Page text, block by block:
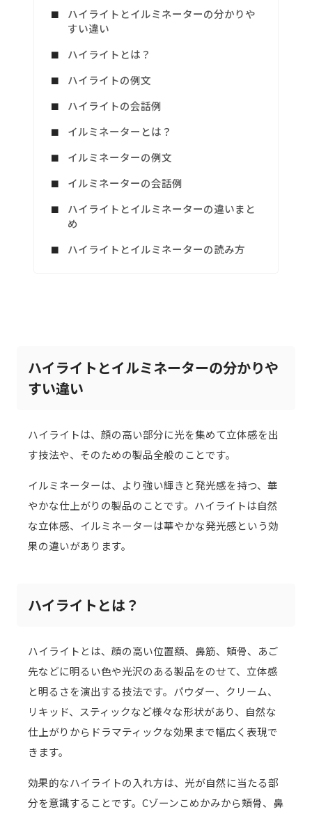
ハイライトとイルミネーターの分かりや
すい違い
ハイライトとは？
ハイライトの例文
ハイライトの会話例
イルミネーターとは？
イルミネーターの例文
イルミネーターの会話例
ハイライトとイルミネーターの違いまと
め
ハイライトとイルミネーターの読み方
ハイライトとイルミネーターの分かりや
すい違い
ハイライトは、顔の高い部分に光を集めて立体感を出
す技法や、そのための製品全般のことです。
イルミネーターは、より強い輝きと発光感を持つ、華
やかな仕上がりの製品のことです。ハイライトは自然
な立体感、イルミネーターは華やかな発光感という効
果の違いがあります。
ハイライトとは？
ハイライトとは、顔の高い位置額、鼻筋、頬骨、あご
先などに明るい色や光沢のある製品をのせて、立体感
と明るさを演出する技法です。パウダー、クリーム、
リキッド、スティックなど様々な形状があり、自然な
仕上がりからドラマティックな効果まで幅広く表現で
きます。
効果的なハイライトの入れ方は、光が自然に当たる部
分を意識することです。Cゾーンこめかみから頬骨、鼻